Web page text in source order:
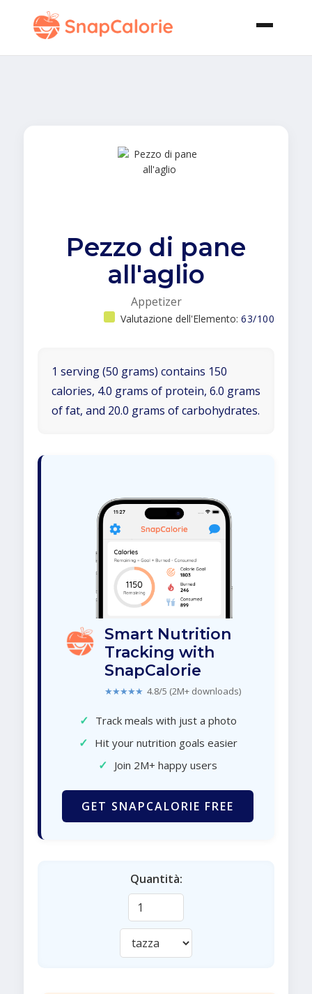
Pezzo di pane
all'aglio
Appetizer
Valutazione dell'Elemento: 63/100
1 serving (50 grams) contains 150
calories, 4.0 grams of protein, 6.0 grams
of fat, and 20.0 grams of carbohydrates.
Smart Nutrition
Tracking with
SnapCalorie
★★★★★ 4.8/5 (2M+ downloads)
✓ Track meals with just a photo
✓ Hit your nutrition goals easier
✓ Join 2M+ happy users
GET SNAPCALORIE FREE
Quantità: